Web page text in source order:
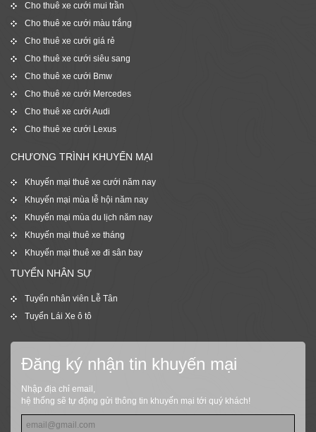
Cho thuê xe cưới mui trần
Cho thuê xe cưới màu trắng
Cho thuê xe cưới giá rẻ
Cho thuê xe cưới siêu sang
Cho thuê xe cưới Bmw
Cho thuê xe cưới Mercedes
Cho thuê xe cưới Audi
Cho thuê xe cưới Lexus
CHƯƠNG TRÌNH KHUYẾN MẠI
Khuyến mại thuê xe cưới năm nay
Khuyến mại mùa lễ hội năm nay
Khuyến mại mùa du lịch năm nay
Khuyến mại thuê xe tháng
Khuyến mại thuê xe đi sân bay
TUYỂN NHÂN SỰ
Tuyển nhân viên Lễ Tân
Tuyển Lái Xe ô tô
Đăng ký nhận tin khuyến mại
Nhập địa chỉ email,
hệ thống sẽ tự động gửi thông tin khuyến mại tới quý khách!